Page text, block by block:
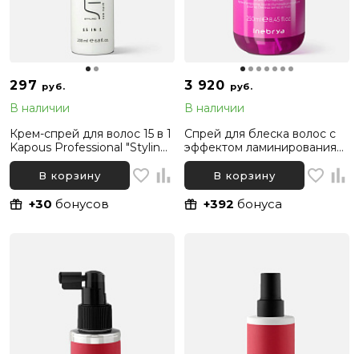
297 руб.
В наличии
Крем-спрей для волос 15 в 1
Kapous Professional "Styling",
200 мл
В корзину
+30 бонусов
3 920 руб.
В наличии
Спрей для блеска волос с
эффектом ламинирования
Inebrya Shecare Glazed
Instant Liquid Shine, 250 мл
В корзину
+392 бонуса